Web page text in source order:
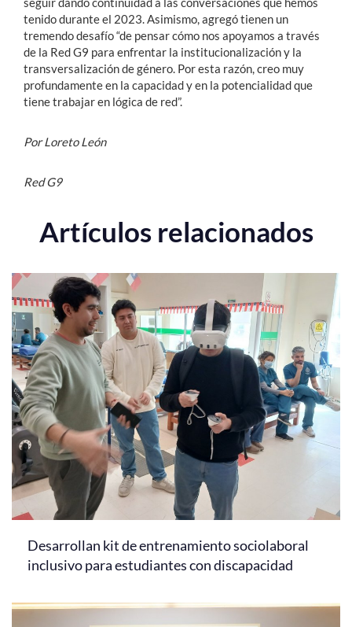
tenido durante el 2023. Asimismo, agregó tienen un
tremendo desafío “de pensar cómo nos apoyamos a través
de la Red G9 para enfrentar la institucionalización y la
transversalización de género. Por esta razón, creo muy
profundamente en la capacidad y en la potencialidad que
tiene trabajar en lógica de red”.
Por Loreto León
Red G9
Artículos relacionados
Desarrollan kit de entrenamiento sociolaboral
inclusivo para estudiantes con discapacidad